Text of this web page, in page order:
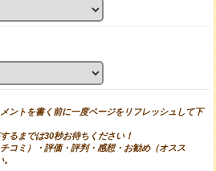
ントを書く前に一度ページをリフレッシュして下
るまでは30秒お待ちください！
コミ）・評価・評判・感想・お勧め（オスス